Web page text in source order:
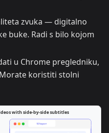
zvuka — digitalno
buke. Radi s bilo kojom
u Chrome pregledniku,
koristiti stolni